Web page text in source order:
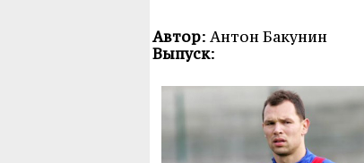
Автор: Антон Бакунин
Выпуск: